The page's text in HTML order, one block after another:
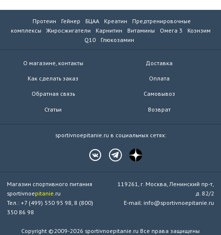
Протеин Гейнер БЦАА Креатин
Предтренировочные
комплексы
Жиросжигатели Карнитин Витамины Омега 3
Коэнзим
Q10
Глюкозамин
О магазине, контакты
Как сделать заказ
Обратная связь
Статьи
Доставка
Оплата
Самовывоз
Возврат
sportivnoepitanie.ru в социальных сетях:
Магазин спортивного питания
sportivnoepitanie .ru
Тел.: +7 (499) 550 95 98, 8 (800)
350 86 98
119261, г. Москва, Ленинский пр-т,
д. 82/2
E-mail: info@sportivnoepitanie.ru
Copyright ©2009-2026 sportivnoepitanie.ru Все права защищены